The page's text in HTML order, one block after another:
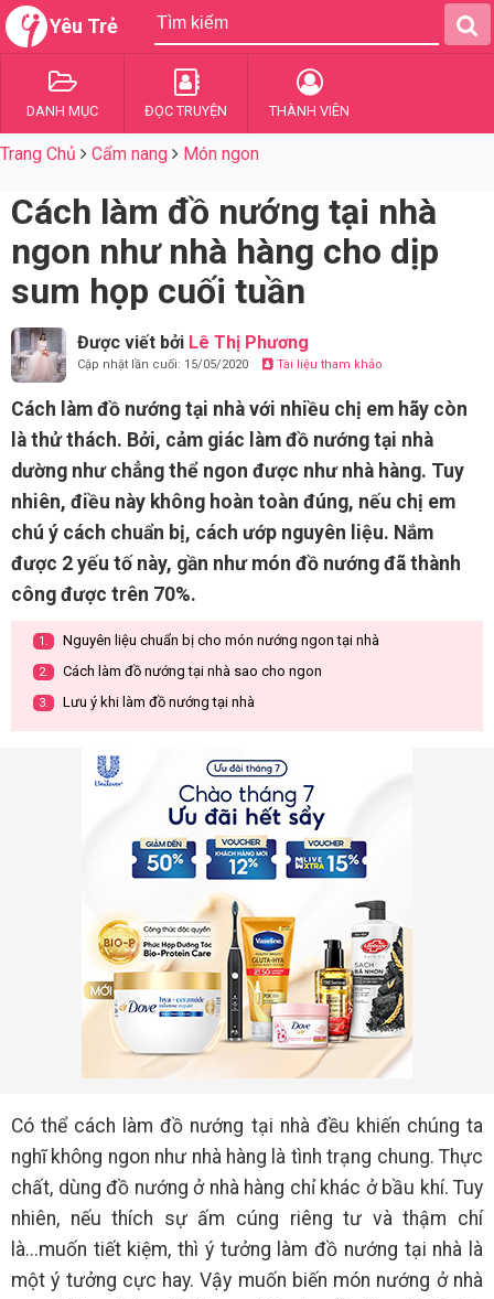
Yêu Trẻ
DANH MỤC ĐỌC TRUYỆN THÀNH VIÊN
Trang Chủ Cẩm nang Món ngon
Cách làm đồ nướng tại nhà
ngon như nhà hàng cho dịp
sum họp cuối tuần
Được viết bởi Lê Thị Phương
Cập nhật lần cuối: 15/05/2020 Tài liệu tham khảo
Cách làm đồ nướng tại nhà với nhiều chị em hãy còn
là thử thách. Bởi, cảm giác làm đồ nướng tại nhà
dường như chẳng thể ngon được như nhà hàng. Tuy
nhiên, điều này không hoàn toàn đúng, nếu chị em
chú ý cách chuẩn bị, cách ướp nguyên liệu. Nắm
được 2 yếu tố này, gần như món đồ nướng đã thành
công được trên 70%.
1. Nguyên liệu chuẩn bị cho món nướng ngon tại nhà
2. Cách làm đồ nướng tại nhà sao cho ngon
3. Lưu ý khi làm đồ nướng tại nhà
Có thể cách làm đồ nướng tại nhà đều khiến chúng ta
nghĩ không ngon như nhà hàng là tình trạng chung. Thực
chất, dùng đồ nướng ở nhà hàng chỉ khác ở bầu khí. Tuy
nhiên, nếu thích sự ấm cúng riêng tư và thậm chí
là...muốn tiết kiệm, thì ý tưởng làm đồ nướng tại nhà là
một ý tưởng cực hay. Vậy muốn biến món nướng ở nhà